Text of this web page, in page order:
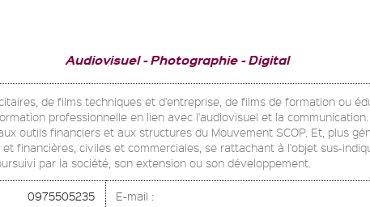
Audiovisuel Photographie Digital
de films techniques et d'entreprise, de films de formation ou
professionnelle en lien avec l'audiovisuel et la
outils financiers et aux structures du Mouvement SCOP. Et, plus
financières, civiles et commerciales, se rattachant à l'objet sus-
par la société, son extension ou son développement.
0975505235 E-mail :